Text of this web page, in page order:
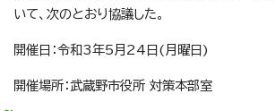
いて、次のとおり協議した。
開催日：令和3年5月24日(月曜日)
開催場所：武蔵野市役所 対策本部室